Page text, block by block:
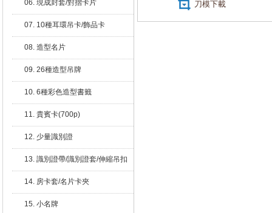
06. 現成封套/對摺卡片
07. 10種耳環吊卡/飾品卡
08. 造型名片
09. 26種造型吊牌
10. 6種彩色造型書籤
11. 貴賓卡(700p)
12. 少量識別證
13. 識別證帶/識別證套/伸縮吊扣
14. 房卡套/名片卡夾
15. 小名牌
刀模下載